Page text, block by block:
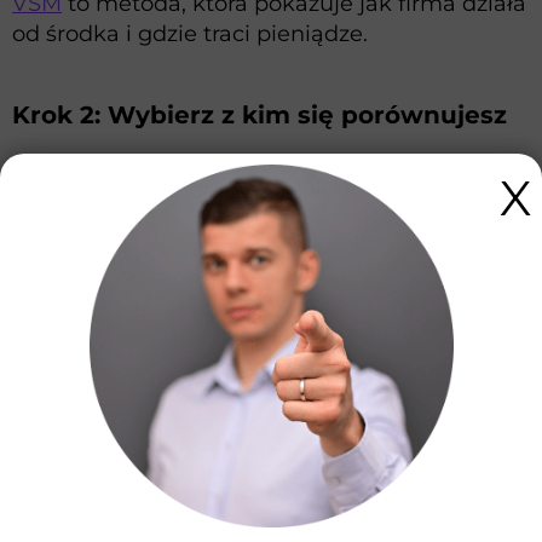
od środka i gdzie traci pieniądze.
Krok 2: Wybierz z kim się porównujesz
Nie porównuj się z Google ani z firmą 100×
większą. Wybierz 3–5 firm, które są tam, gdzie
Ty chcesz być za 2–3 lata. Mogą to być
bezpośredni konkurenci albo firmy z innej
branży, ale o podobnym modelu (usługowa,
B2B, 10–30 osób).
Gdzie szukać danych: KRS (sprawozdania
finansowe — za darmo), strony konkurencji
(cenniki, zakres usług, opinie), raporty
branżowe (GUS, izby gospodarcze), Google
Maps (liczba opinii, ocena, tempo odpowiedzi).
X